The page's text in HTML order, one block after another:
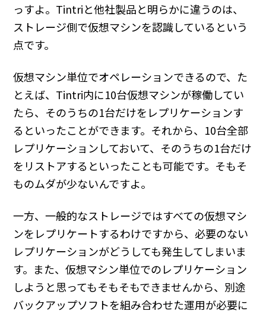
っすよ。Tintriと他社製品と明らかに違うのは、
ストレージ側で仮想マシンを認識しているという
点です。
仮想マシン単位でオペレーションできるので、た
とえば、Tintri内に10台仮想マシンが稼働してい
たら、そのうちの1台だけをレプリケーションす
るといったことができます。それから、10台全部
レプリケーションしておいて、そのうちの1台だけ
をリストアするといったことも可能です。そもそ
ものムダが少ないんですよ。
一方、一般的なストレージではすべての仮想マシ
ンをレプリケートするわけですから、必要のない
レプリケーションがどうしても発生してしまいま
す。また、仮想マシン単位でのレプリケーション
しようと思ってもそもそもできませんから、別途
バックアップソフトを組み合わせた運用が必要に